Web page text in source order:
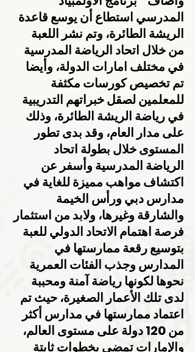
المدرسي استطاع أن يوسع قاعدة
الريشة الطائرة، وتم نشر اللعبة
من خلال اتحاد الرياضة المدرسية
في مختلف امارات الدولة، وأيضا
تم تخصيص كورسات مكثفة
للمعلمين لصقل خبراتهم التدريبية
في رياضة الريشة الطائرة، وذلك
على مدار العام، وقد بدى تطور
المستوى خلال بطولة اتحاد
الرياضة المدرسية وأسفر عن
اكتشاف مواهب مميزة للغاية في
مدارس دبي ورأس الخيمة
والشارقة وغيرها، ولابد من استثمار
فرصة اهتمام الاتحاد الدولي للعبة
بتوسيع رقعة ممارستها في
المدارس وجذب الفئات العمرية
نحوها لكونها رياضة آمنة ومحببة
لدى تلك الأعمار الصغيرة، حيث تم
اعتماد ممارستها في مدارس أكثر
من 120 دولة على مستوى العالم،
والإمارات تمضي بخطوات ثابتة